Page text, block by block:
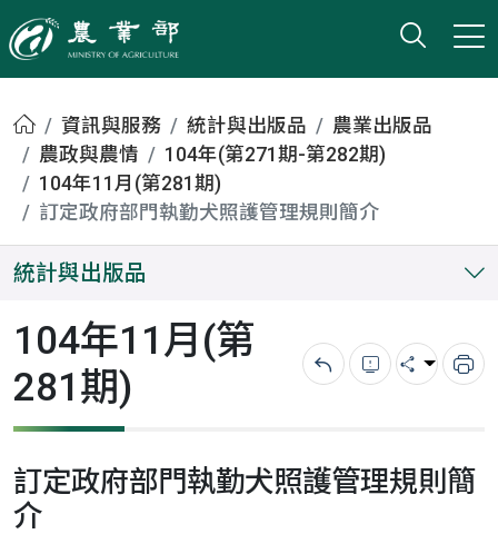
農業部
打開
小版
首頁資訊與服務 統計與出版品
農業出版品
農政與農情
104年(第271期-第282期)
104年11月(第281期)
訂定政府部門執勤犬照護管理規則簡介
統計與出版品
104年11月(第
281期)
回上一頁錯誤回報
分享 列
訂定政府部門執勤犬照護管理規則簡
介